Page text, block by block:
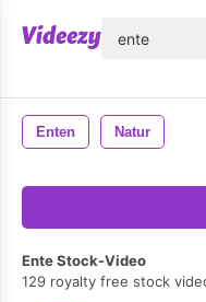
Enten Natur
Ente Stock-Video
129 royalty free stock